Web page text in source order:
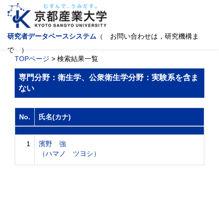
研究者データベースシステム （ お問い合わせは，研究機構ま
で ）
TOPページ > 検索結果一覧
専門分野：衛生学、公衆衛生学分野：実験系を含ま
ない
No. 氏名(カナ)
1
濱野 強
（ハマノ ツヨシ）